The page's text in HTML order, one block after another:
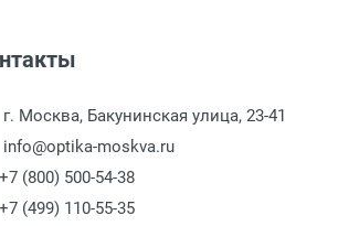
Перечисление средств на
Перевод денег на карту Сбербанка.
Выдаем товар в рабочие
После того, как заказ
Для получения товара при
Заказ необходимо
дополнительных расходов за
г. Москва, Бакунинская улица, 23-41
info@optika-moskva.ru
+7 (800) 500-54-38
+7 (499) 110-55-35